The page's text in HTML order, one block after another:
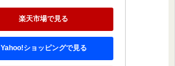
楽天市場で見る
Yahoo!ショッピングで見る